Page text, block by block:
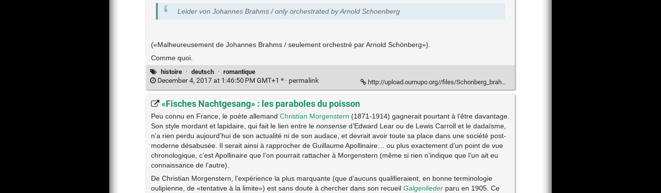
Leider von Johannes Brahms / only orchestrated by Arnold Schoenberg
(«Malheureusement de Johannes Brahms / seulement orchestré par Arnold Schönberg»).
Comme quoi.
histoire · deutsch · romantique
December 4, 2017 at 1:46:50 PM GMT+1 * · permalink http://upload.oumupo.org//files/Schonberg_brahms.png
«Fisches Nachtgesang» : les paraboles du poisson
Peu connu en France, le poète allemand Christian Morgenstern (1871-1914) gagnerait pourtant à l’être davantage.
Son style mordant et lapidaire, qui fait le lien entre le nonsensed’Edward Lear ou de Lewis Carroll et le dadaïsme,
n’a rien perdu aujourd’hui de son actualité ni de son audace, et devrait avoir toute sa place dans une société post-
moderne désabusée. Il serait ainsi à rapprocher de Guillaume Apollinaire… ou plus exactement d’un point de vue
chronologique, c’est Apollinaire que l’on pourrait rattacher à Morgenstern (même si rien n’indique que l’un ait eu
connaissance de l’autre).
De Christian Morgenstern, l’expérience la plus marquante (que d’aucuns qualifieraient, en bonne terminologie
oulipienne, de «tentative à la limite») est sans doute à chercher dans son recueil Galgenliederparu en 1905. Ce